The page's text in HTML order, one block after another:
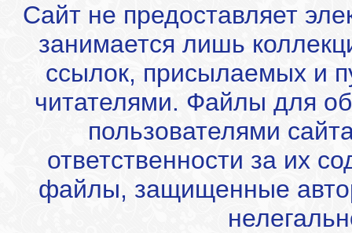
Сайт не предоставляет
занимается лишь
ссылок, присылаемых и
читателями. Файлы для
пользователями
ответственности за их
файлы, защищенные